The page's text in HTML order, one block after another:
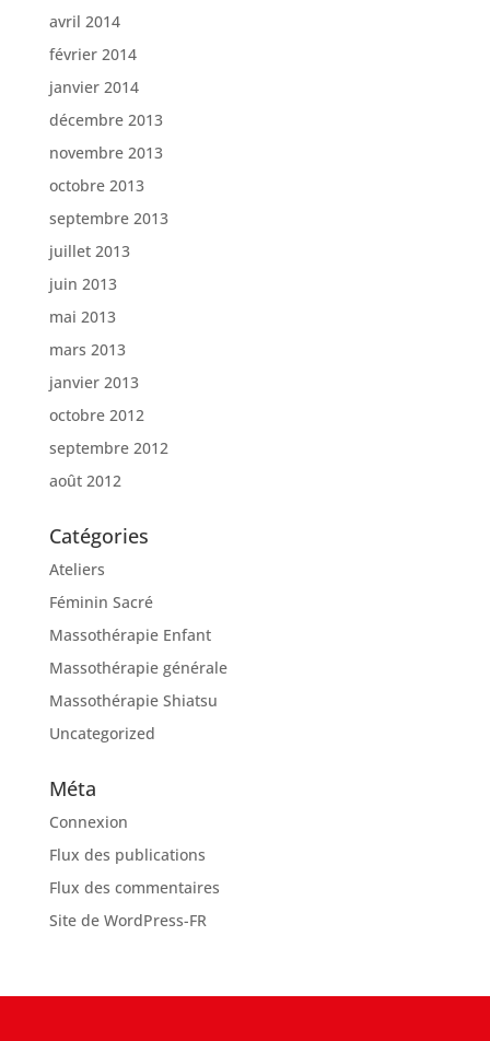
avril 2014
février 2014
janvier 2014
décembre 2013
novembre 2013
octobre 2013
septembre 2013
juillet 2013
juin 2013
mai 2013
mars 2013
janvier 2013
octobre 2012
septembre 2012
août 2012
Catégories
Ateliers
Féminin Sacré
Massothérapie Enfant
Massothérapie générale
Massothérapie Shiatsu
Uncategorized
Méta
Connexion
Flux des publications
Flux des commentaires
Site de WordPress-FR